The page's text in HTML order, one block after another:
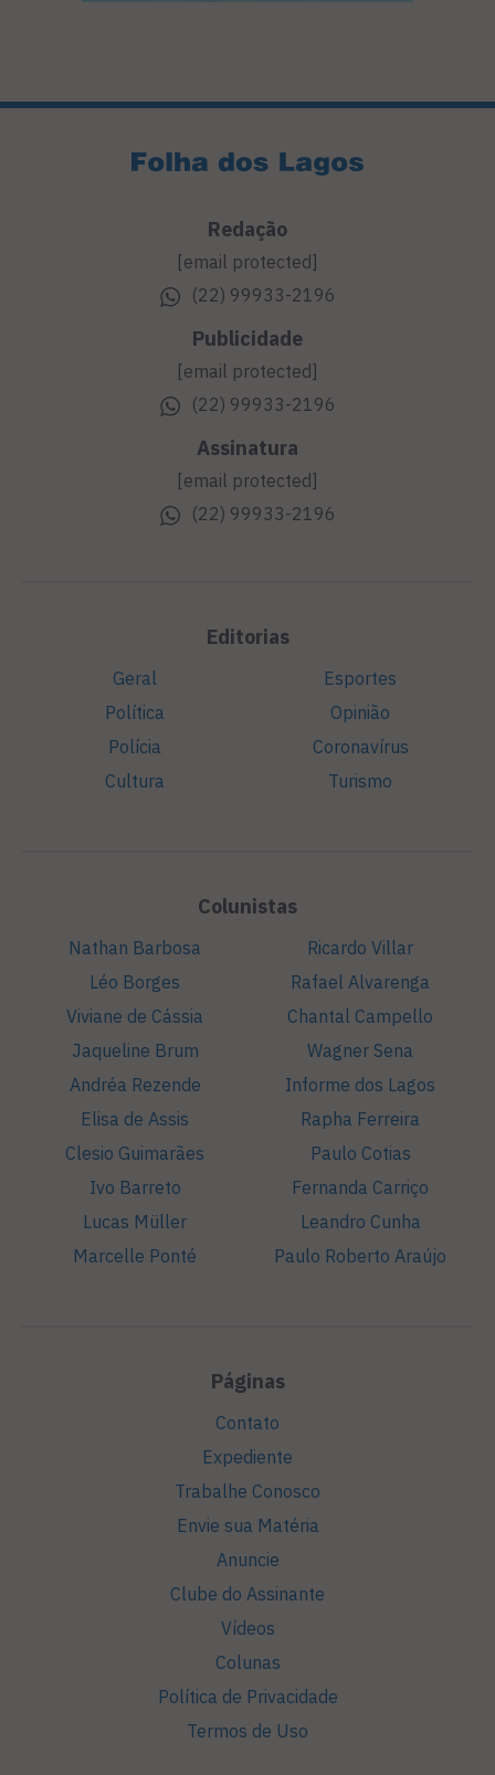
Redação
[email protected]
(22) 99933-2196
Publicidade
[email protected]
(22) 99933-2196
Assinatura
[email protected]
(22) 99933-2196
Editorias
Geral
Política
Polícia
Cultura
Esportes
Opinião
Coronavírus
Turismo
Colunistas
Nathan Barbosa
Léo Borges
Viviane de Cássia
Jaqueline Brum
Andréa Rezende
Elisa de Assis
Clesio Guimarães
Ivo Barreto
Lucas Müller
Marcelle Ponté
Ricardo Villar
Rafael Alvarenga
Chantal Campello
Wagner Sena
Informe dos Lagos
Rapha Ferreira
Paulo Cotias
Fernanda Carriço
Leandro Cunha
Paulo Roberto Araújo
Páginas
Contato
Expediente
Trabalhe Conosco
Envie sua Matéria
Anuncie
Clube do Assinante
Vídeos
Colunas
Política de Privacidade
Termos de Uso